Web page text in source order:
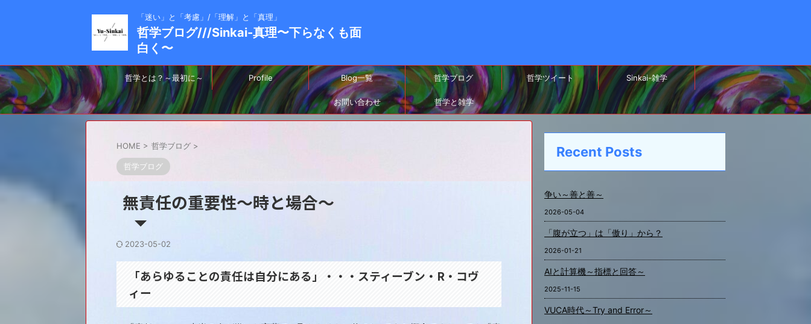
「迷い」と「考慮」/「理解」と「真理」
哲学ブログ///Sinkai-真理〜下らなくも面
白く〜
哲学とは？～最初に～ Profile Blog一覧 哲学ブログ 哲学ツイート Sinkai-雑学
お問い合わせ 哲学と雑学
HOME > 哲学ブログ >
哲学ブログ
無責任の重要性～時と場合～
2023-05-02
「あらゆることの責任は自分にある」・・・スティーブン・R・コヴ
ィー
Recent Posts
争い～善と善～
2026-05-04
「腹が立つ」は「傲り」から？
2026-01-21
AIと計算機～指標と回答～
2025-11-15
VUCA時代～Try and Error～